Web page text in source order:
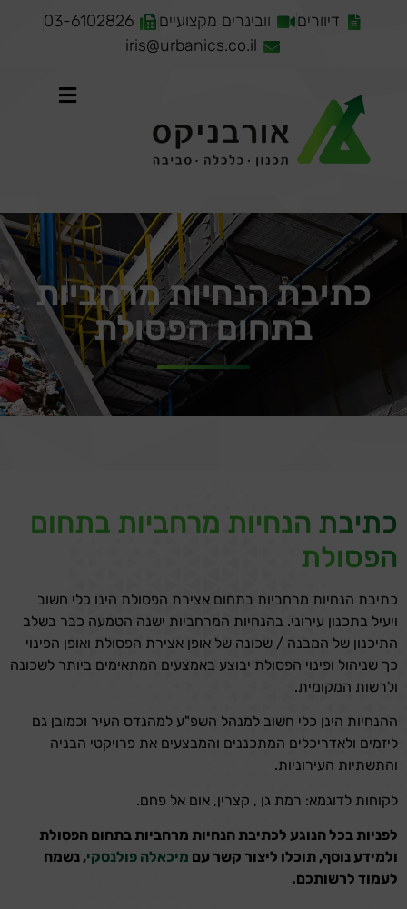
דיוורים וובינרים מקצועיים
03-6102826
iris@urbanics.co.il
כתיבת הנחיות מרחביות
בתחום הפסולת
כתיבת הנחיות מרחביות בתחום
הפסולת
כתיבת הנחיות מרחביות בתחום אצירת הפסולת הינו כלי חשוב
ויעיל בתכנון עירוני. בהנחיות המרחביות ישנה הטמעה כבר בשלב
התיכנון של המבנה / שכונה של אופן אצירת הפסולת ואופן הפינוי
כך שניהול ופינוי הפסולת יבוצע באמצעים המתאימים ביותר לשכונה
ולרשות המקומית.
ההנחיות הינן כלי חשוב למנהל השפ"ע למהנדס העיר וכמובן גם
ליזמים ולאדריכלים המתכננים והמבצעים את פרויקטי הבניה
והתשתיות העירוניות.
לקוחות לדוגמא: רמת גן , קצרין, אום אל פחם.
לפניות בכל הנוגע לכתיבת הנחיות מרחביות בתחום הפסולת
ולמידע נוסף, תוכלו ליצור קשר עם מיכאלה פולנסקי, נשמח
לעמוד לרשותכם.